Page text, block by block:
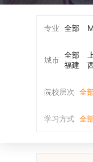
专业 全部
城市
全部
福建
院校层次 全
学习方式 全